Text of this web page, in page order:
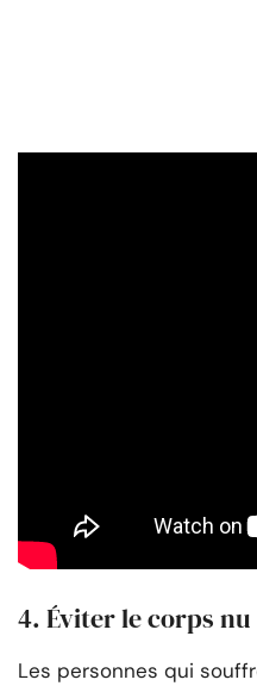
4. Éviter le corps nu
Les personnes qui